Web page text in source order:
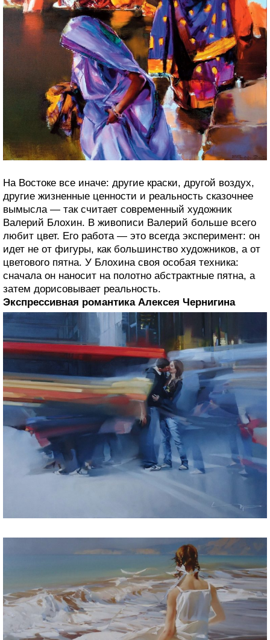
На Востоке все иначе: другие краски, другой воздух,
другие жизненные ценности и реальность сказочнее
вымысла — так считает современный художник
Валерий Блохин. В живописи Валерий больше всего
любит цвет. Его работа — это всегда эксперимент: он
идет не от фигуры, как большинство художников, а от
цветового пятна. У Блохина своя особая техника:
сначала он наносит на полотно абстрактные пятна, а
затем дорисовывает реальность.
Экспрессивная романтика Алексея Чернигина